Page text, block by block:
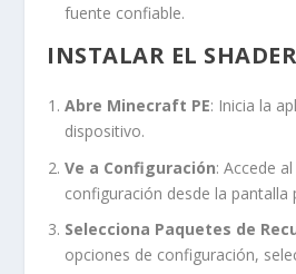
fuente confiable.
INSTALAR EL SHADER
Abre Minecraft PE: Inicia la
dispositivo.
Ve a Configuración: Accede
configuración desde la pantalla
Selecciona Paquetes de
opciones de configuración,